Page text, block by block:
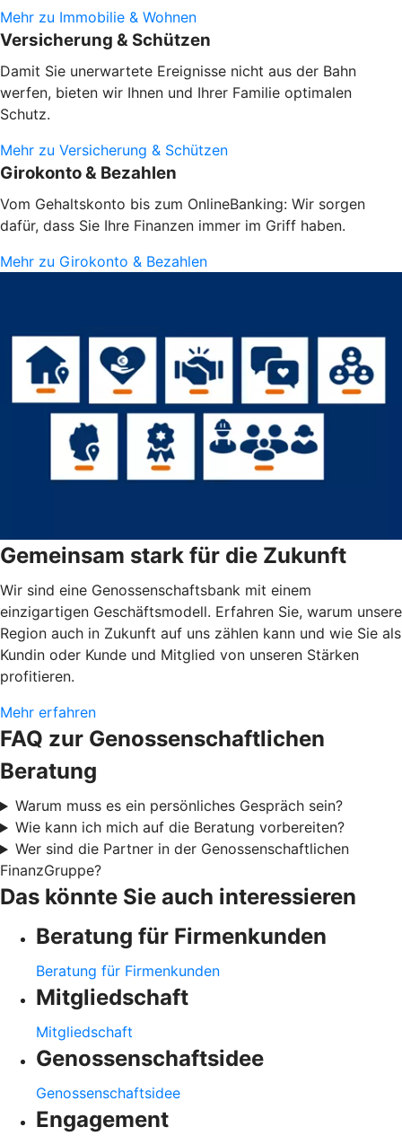
Mehr zu Immobilie & Wohnen
Versicherung & Schützen
Damit Sie unerwartete Ereignisse nicht aus der Bahn
werfen, bieten wir Ihnen und Ihrer Familie optimalen
Schutz.
Mehr zu Versicherung & Schützen
Girokonto & Bezahlen
Vom Gehaltskonto bis zum OnlineBanking: Wir sorgen
dafür, dass Sie Ihre Finanzen immer im Griff haben.
Mehr zu Girokonto & Bezahlen
Gemeinsam stark für die Zukunft
Wir sind eine Genossenschaftsbank mit einem
einzigartigen Geschäftsmodell. Erfahren Sie, warum unsere
Region auch in Zukunft auf uns zählen kann und wie Sie als
Kundin oder Kunde und Mitglied von unseren Stärken
profitieren.
Mehr erfahren
FAQ zur Genossenschaftlichen
Beratung
Warum muss es ein persönliches Gespräch sein?
Wie kann ich mich auf die Beratung vorbereiten?
Wer sind die Partner in der Genossenschaftlichen
FinanzGruppe?
Das könnte Sie auch interessieren
Beratung für Firmenkunden
Beratung für Firmenkunden
Mitgliedschaft
Mitgliedschaft
Genossenschaftsidee
Genossenschaftsidee
Engagement